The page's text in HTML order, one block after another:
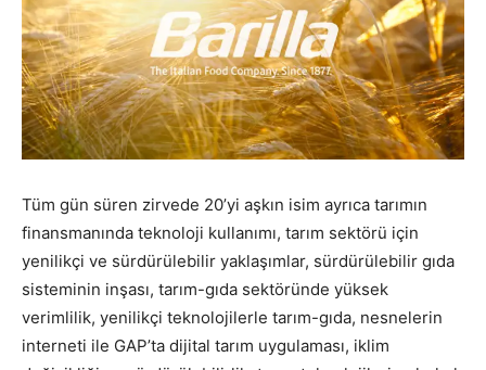
Tüm gün süren zirvede 20’yi aşkın isim ayrıca tarımın
finansmanında teknoloji kullanımı, tarım sektörü için
yenilikçi ve sürdürülebilir yaklaşımlar, sürdürülebilir gıda
sisteminin inşası, tarım-gıda sektöründe yüksek
verimlilik, yenilikçi teknolojilerle tarım-gıda, nesnelerin
interneti ile GAP’ta dijital tarım uygulaması, iklim